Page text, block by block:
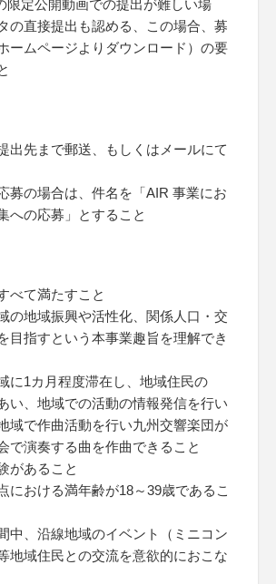
限定公開動画での提出が難しい場
の直接提出も認める、この場合、募
ームページよりダウンロード）の要
出先まで郵送、もしくはメールにて
募の場合は、件名を「AIR 事業にお
への応募」とすること
べて満たすこと
の地域振興や活性化、関係人口・交
目指すという本事業趣旨を理解でき
に1カ月程度滞在し、地域住民の
い、地域での活動の情報発信を行い
域で作曲活動を行い九州交響楽団が
で演奏する曲を作曲できること
があること
における満年齢が18～39歳であるこ
中、沿線地域のイベント（ミニコン
地域住民との交流を意欲的におこな